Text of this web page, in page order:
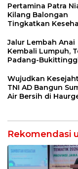
12 Jahitan!
Pertamina Patra
Kilang Balongan
Tingkatkan
Pemeriksaan
Rutin dan Edukasi
Perawatan Gigi
Jalur Lembah Anai
Kembali Lumpuh,
Padang-
Strategis
Wujudkan
TNI AD Bangun
Air Bersih di
Rekomendasi